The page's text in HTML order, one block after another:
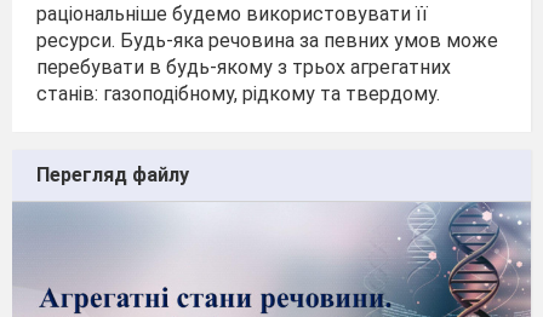
раціональніше будемо використовувати її
ресурси. Будь-яка речовина за певних умов може
перебувати в будь-якому з трьох агрегатних
станів: газоподібному, рідкому та твердому.
Перегляд файлу